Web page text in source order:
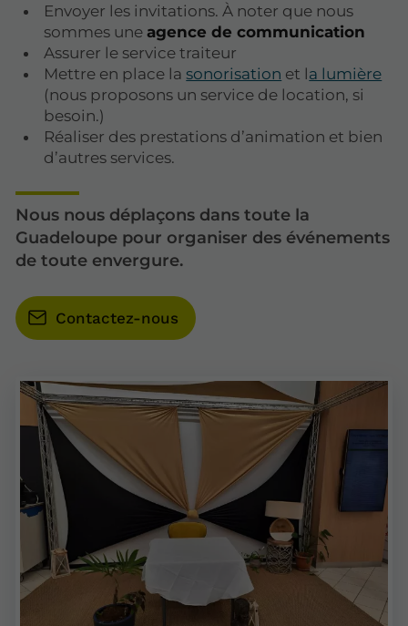
Envoyer les invitations. À noter que nous
sommes uneagence de communication
Assurer le service traiteur
Mettre en place lasonorisation et la lumière
(nous proposons un service de location, si
besoin.)
Réaliser des prestations d’animation et bien
d’autres services.
Nous nous déplaçons dans toute la
Guadeloupe pour organiser des événements
de toute envergure.
Contactez-nous